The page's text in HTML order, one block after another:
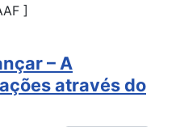
]
– A
através do